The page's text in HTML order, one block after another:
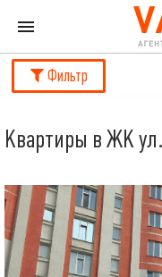
Фильтр
Квартиры в ЖК